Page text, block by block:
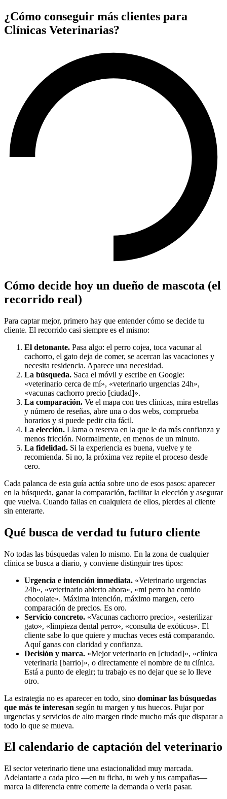
¿Cómo conseguir más clientes para
Clínicas Veterinarias?
Cómo decide hoy un dueño de mascota (el
recorrido real)
Para captar mejor, primero hay que entender cómo se decide tu
cliente. El recorrido casi siempre es el mismo:
El detonante. Pasa algo: el perro cojea, toca vacunar al
cachorro, el gato deja de comer, se acercan las vacaciones y
necesita residencia. Aparece una necesidad.
La búsqueda. Saca el móvil y escribe en Google:
«veterinario cerca de mí», «veterinario urgencias 24h»,
«vacunas cachorro precio [ciudad]».
La comparación. Ve el mapa con tres clínicas, mira estrellas
y número de reseñas, abre una o dos webs, comprueba
horarios y si puede pedir cita fácil.
La elección. Llama o reserva en la que le da más confianza y
menos fricción. Normalmente, en menos de un minuto.
La fidelidad. Si la experiencia es buena, vuelve y te
recomienda. Si no, la próxima vez repite el proceso desde
cero.
Cada palanca de esta guía actúa sobre uno de esos pasos: aparecer
en la búsqueda, ganar la comparación, facilitar la elección y asegurar
que vuelva. Cuando fallas en cualquiera de ellos, pierdes al cliente
sin enterarte.
Qué busca de verdad tu futuro cliente
No todas las búsquedas valen lo mismo. En la zona de cualquier
clínica se busca a diario, y conviene distinguir tres tipos:
Urgencia e intención inmediata. «Veterinario urgencias
24h», «veterinario abierto ahora», «mi perro ha comido
chocolate». Máxima intención, máximo margen, cero
comparación de precios. Es oro.
Servicio concreto. «Vacunas cachorro precio», «esterilizar
gato», «limpieza dental perro», «consulta de exóticos». El
cliente sabe lo que quiere y muchas veces está comparando.
Aquí ganas con claridad y confianza.
Decisión y marca. «Mejor veterinario en [ciudad]», «clínica
veterinaria [barrio]», o directamente el nombre de tu clínica.
Está a punto de elegir; tu trabajo es no dejar que se lo lleve
otro.
La estrategia no es aparecer en todo, sino dominar las búsquedas
que más te interesan según tu margen y tus huecos. Pujar por
urgencias y servicios de alto margen rinde mucho más que disparar a
todo lo que se mueva.
El calendario de captación del veterinario
El sector veterinario tiene una estacionalidad muy marcada.
Adelantarte a cada pico —en tu ficha, tu web y tus campañas—
marca la diferencia entre comerte la demanda o verla pasar.